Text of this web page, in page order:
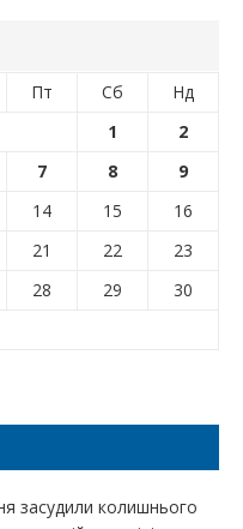
Пт Сб
Нд
1
2
7 8
9
14 15
16
21 22
23
28 29
30
засудили колишнього